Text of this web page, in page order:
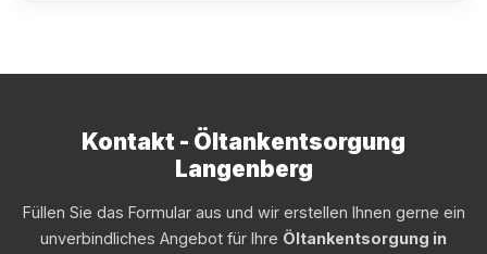
Kontakt - Öltankentsorgung
Langenberg
Füllen Sie das Formular aus und wir erstellen Ihnen gerne ein
unverbindliches Angebot für Ihre Öltankentsorgung in